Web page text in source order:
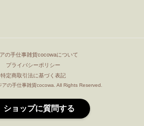
の手仕事雑貨cocowaについて
プライバシーポリシー
特定商取引法に基づく表記
の手仕事雑貨cocowa. All Rights Reserved.
ショップに質問する